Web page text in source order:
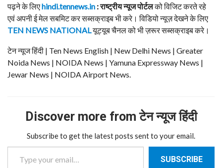
पढ़ने के लिएhindi.tennews.in : राष्ट्रीय न्यूज पोर्टलको विजिट करते रहे
एवं अपनी ई मेल सबमिट कर सब्सक्राइब भी करे। विडियो न्यूज़ देखने के लिए
TEN NEWS NATIONALयूट्यूब चैनल को भी ज़रूर सब्सक्राइब करे।
टेन न्यूज हिंदी | Ten News English | New Delhi News | Greater
Noida News | NOIDA News | Yamuna Expressway News |
Jewar News | NOIDA Airport News.
Discover more from टेन न्यूज हिंदी
Subscribe to get the latest posts sent to your email.
Type your email…
SUBSCRIBE